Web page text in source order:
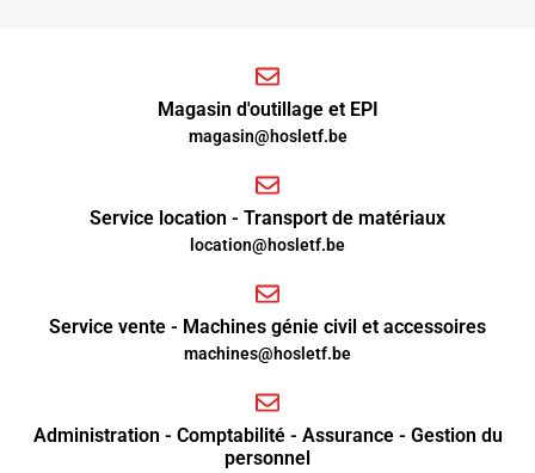
Magasin d'outillage et EPI
magasin@hosletf.be
Service location - Transport de matériaux
location@hosletf.be
Service vente - Machines génie civil et accessoires
machines@hosletf.be
Administration - Comptabilité - Assurance - Gestion du
personnel